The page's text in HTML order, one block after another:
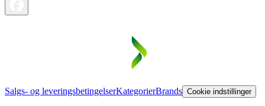
Salgs- og leveringsbetingelserKategorierBrands Cookie indstillinger